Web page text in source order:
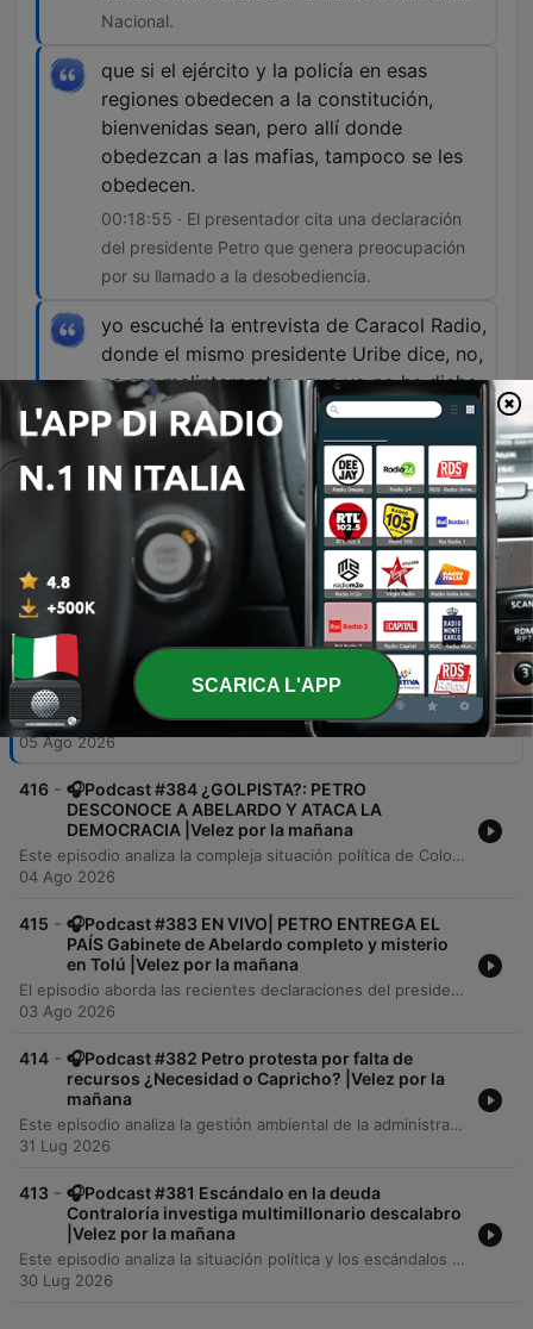
Nacional.
que si el ejército y la policía en esas
regiones obedecen a la constitución,
bienvenidas sean, pero allí donde
obedezcan a las mafias, tampoco se les
obedecen.
00:18:55 · El presentador cita una declaración
del presidente Petro que genera preocupación
por su llamado a la desobediencia.
yo escuché la entrevista de Caracol Radio,
donde el mismo presidente Uribe dice, no,
no me malinterpreten, que yo no he dicho
que no voy a la posesión
00:31:16 · El senador busca desmentir los
titulares que afirmaban que Álvaro Uribe no
asistiría al evento.
Episodi
417 -
🎧Podcast #385 EN VIVO| ¿POR QUÉ URIBE DUDA
DE ACOMPAÑAR A ABELARDO? |Velez por la
mañana
Este episodio analiza las tensiones políticas en Colombia, abordando la incertidumbre sobre la asistencia de Álvaro Uribe a la toma de posesión y los cambios estructurales en la Policía Nacional para fortalecer la seguridad. Se examinan también las críticas al presidente Petro por sus declaraciones sobre un supuesto fraude electoral y el panorama de coaliciones entre el Centro Democrático y otros sectores. Asimismo, se discuten los avances de la JEP, la situación de seguridad en las ciudades y las aclaraciones del senador Hernán Cadavid sobre supuestos acuerdos políticos para la elección del Contralor, defendiendo la identidad del partido basada en principios más que en etiquetas ideológicas.
05 Ago 2026
416 - 🎧Podcast #384 ¿GOLPISTA?: PETRO
DESCONOCE A ABELARDO Y ATACA LA
DEMOCRACIA |Velez por la mañana
Este episodio analiza la compleja situación política de Colombia al cierre del mandato de Gustavo Petro, marcada por tensiones sobre la legitimidad electoral y el reconocimiento de Abelardo de la Espriella. Se detallan los hallazgos del empalme anticorrupción liderado por José Manuel Restrepo, que revela deficiencias en sectores como transporte y agricultura. Asimismo, se aborda la controversia generada por las declaraciones de Petro sobre 'guardias libertadoras' y su postura frente al nuevo gobierno. El programa también explora el cambio de relación entre gremios como Fenalco y el Estado, las perspectivas sobre Ecopetrol y la importancia de la descentralización regional.
04 Ago 2026
415 - 🎧Podcast #383 EN VIVO| PETRO ENTREGA EL
PAÍS Gabinete de Abelardo completo y misterio
en Tolú |Velez por la mañana
El episodio aborda las recientes declaraciones del presidente electo Abelardo de la Espriella sobre su nueva sede de gobierno en Barranquilla y su compromiso con una posesión austera, contrastando con la controversia por la gestión presidencial de Gustavo Petro en Tolú. Además, se presenta un resumen de noticias nacionales e internacionales que incluye el aumento del pasivo estatal, tensiones globales y una entrevista con la senadora María Fernanda Cabal, quien analiza la crisis doctrinaria del Centro Democrático, el legado de seguridad de Álvaro Uribe y la importancia de la libertad económica.
03 Ago 2026
414 - 🎧Podcast #382 Petro protesta por falta de
recursos ¿Necesidad o Capricho? |Velez por la
mañana
Este episodio analiza la gestión ambiental de la administración Petro, señalando críticas por falta de obras y corrupción en la UNGRD, junto con las nuevas designaciones para el gobierno de Abelardo de la Espriella. También se aborda la salida de Ricardo Roa de Ecopetrol bajo controversias judiciales y las tensiones entre el presidente Petro y el Consejo de Estado. En el ámbito económico, se discute la volatilidad del dólar, las expectativas de tasas de interés del Banco de la República y su impacto en los sectores exportador y agrícola. Finalmente, se examina la reducción en los costos de endeudamiento del Estado y las presiones inflacionarias futuras.
31 Lug 2026
413 - 🎧Podcast #381 Escándalo en la deuda
Contraloría investiga multimillonario descalabro
|Velez por la mañana
Este episodio analiza la situación política y los escándalos de corrupción en Colombia. Se abordan las reflexiones sobre la administración de Petro, investigaciones por desequilibrios financieros en el Tesoro Nacional y detalles sobre la posesión presidencial de Abelardo de la Espriella. Asimismo, se examinan irregularidades en la Aeronáutica Civil, la condena al exalcalde Carlos Caicedo y una entrevista con la senadora María Clara Posada sobre la suspensión del traslado de recursos a la UNGRD y la postura política del Centro Democrático.
30 Lug 2026
SCARICA L'APP